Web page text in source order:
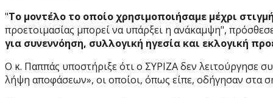
"Το μοντέλο το οποίο χρησιμοποιήσαμε μέχρι
προετοιμασίας μπορεί να υπάρξει η ανάκαμψη",
για συνεννόηση, συλλογική ηγεσία και εκλογική
Ο κ. Παππάς υποστήριξε ότι ο ΣΥΡΙΖΑ δεν λειτούργησε
λήψη αποφάσεων», οι οποίοι, όπως είπε, οδήγησαν στα